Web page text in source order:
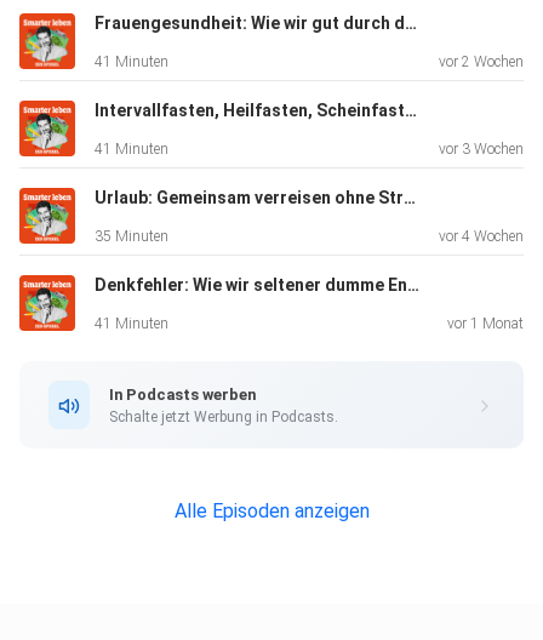
und
Therapeutin Sonja Bröning. Darüber, wie die Liebe wächst –
woran sie zerbricht. Es geht um Leidenschaft, Erwartungen
und
Beziehungen und Dating verraten.
Immer mittwochs – und mit SPIEGEL+ schon jeweils eine
Woche
an smarterleben@spiegel.de oder auch per WhatsApp an
Frauengesundheit: Wie wir gut durch die Wechseljahre kommen (Mit Katrin Schaudig)
41 Minuten vor 2 Wochen
Intervallfasten, Heilfasten, Scheinfasten: Welche Methode passt zu mir? (Mit Andreas Michalsen)
41 Minuten vor 3 Wochen
Urlaub: Gemeinsam verreisen ohne Stress (Mit Jochen Schliemann)
35 Minuten vor 4 Wochen
Denkfehler: Wie wir seltener dumme Entscheidungen treffen (Mit Henning Beck - Wdh. vom 28.10.23)
41 Minuten vor 1 Monat
In Podcasts werben
Schalte jetzt Werbung in Podcasts.
Alle Episoden anzeigen